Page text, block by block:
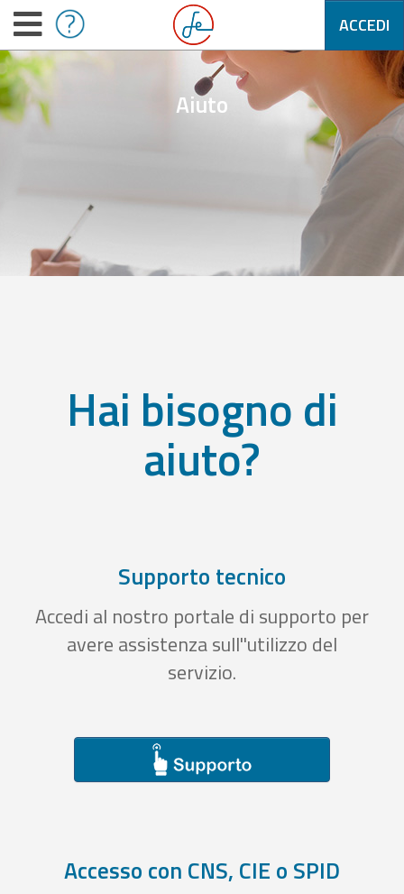
ACCEDI
Aiuto
Hai bisogno di
aiuto?
Supporto tecnico
Accedi al nostro portale di supporto per
avere assistenza sull''utilizzo del
servizio.
Accesso con CNS, CIE o SPID